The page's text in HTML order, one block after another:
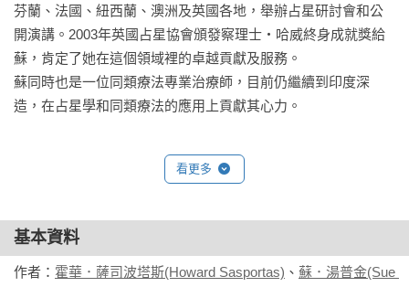
★深入淺出，架構嚴謹，融合內心及外在層次經驗，呈現生命
完整性，帶給讀者無限啟發的傳世經典！
占星學上的元素並非孤立的存在，而是藉著彼此互動的關係精
準描述心理情節、洞悉事件背後錯綜複雜的緣由，並提供生命
相位是星牌的能量所在，這些能量把天宮突從毫無生氣的一張
學的詮釋技藝，就是把各種象徵符號，整合成一個綜合性的結
論。
──倫多占星學院創辦人　蘇．湯普金女士
芬蘭、法國、紐西蘭、澳洲及英國各地，舉辦占星研討會和公
開演講。2003年英國占星協會頒發察理士‧哈威終身成就獎給
蘇，肯定了她在這個領域裡的卓越貢獻及服務。
蘇同時也是一位同類療法專業治療師，目前仍繼續到印度深
造，在占星學和同類療法的應用上貢獻其心力。
看更多
基本資料
作者： 霍華．薩司波塔斯(Howard Sasportas) 、 蘇．湯普金(Sue